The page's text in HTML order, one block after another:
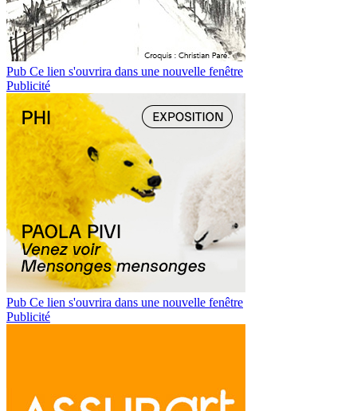
Pub Ce lien s'ouvrira dans une nouvelle fenêtre
Publicité
Pub Ce lien s'ouvrira dans une nouvelle fenêtre
Publicité